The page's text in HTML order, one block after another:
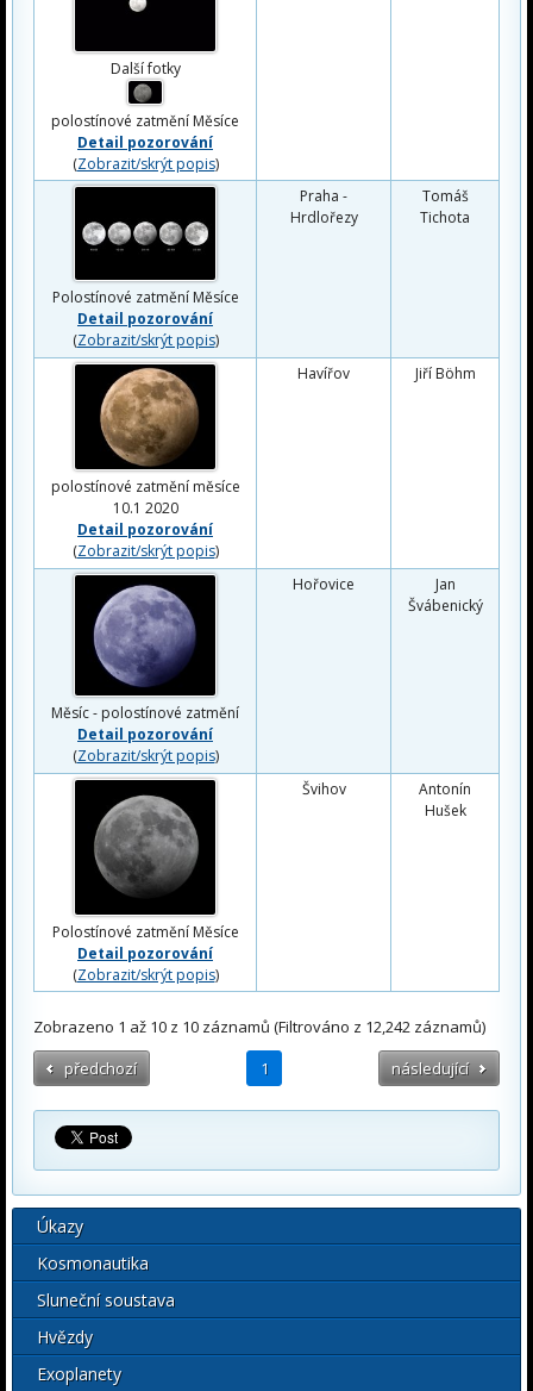
Další fotky
polostínové zatmění Měsíce
Detail pozorování
(Zobrazit/skrýt popis)
Polostínové zatmění Měsíce
Detail pozorování
(Zobrazit/skrýt popis)
Praha -
Hrdlořezy
Tomáš
Tichota
polostínové zatmění měsíce
10.1 2020
Detail pozorování
(Zobrazit/skrýt popis)
Havířov Jiří Böhm
Měsíc - polostínové zatmění
Detail pozorování
(Zobrazit/skrýt popis)
Hořovice
Jan
Švábenický
Polostínové zatmění Měsíce
Detail pozorování
(Zobrazit/skrýt popis)
Švihov
Antonín
Hušek
Zobrazeno 1 až 10 z 10 záznamů (Filtrováno z 12,242 záznamů)
předchozí
1 následující
Úkazy
Kosmonautika
Sluneční soustava
Hvězdy
Exoplanety